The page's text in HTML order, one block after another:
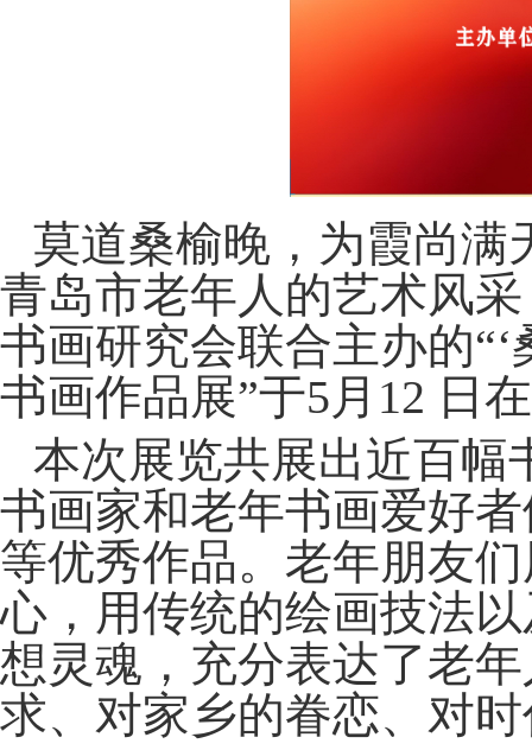
莫道桑榆晚，为霞尚满
青岛市老年人的艺术风
书画研究会联合主办的
书画作品展”于5月12 日
本次展览共展出近百幅
书画家和老年书画爱好
等优秀作品。老年朋友
心，用传统的绘画技法
想灵魂，充分表达了老
求、对家乡的眷恋、对